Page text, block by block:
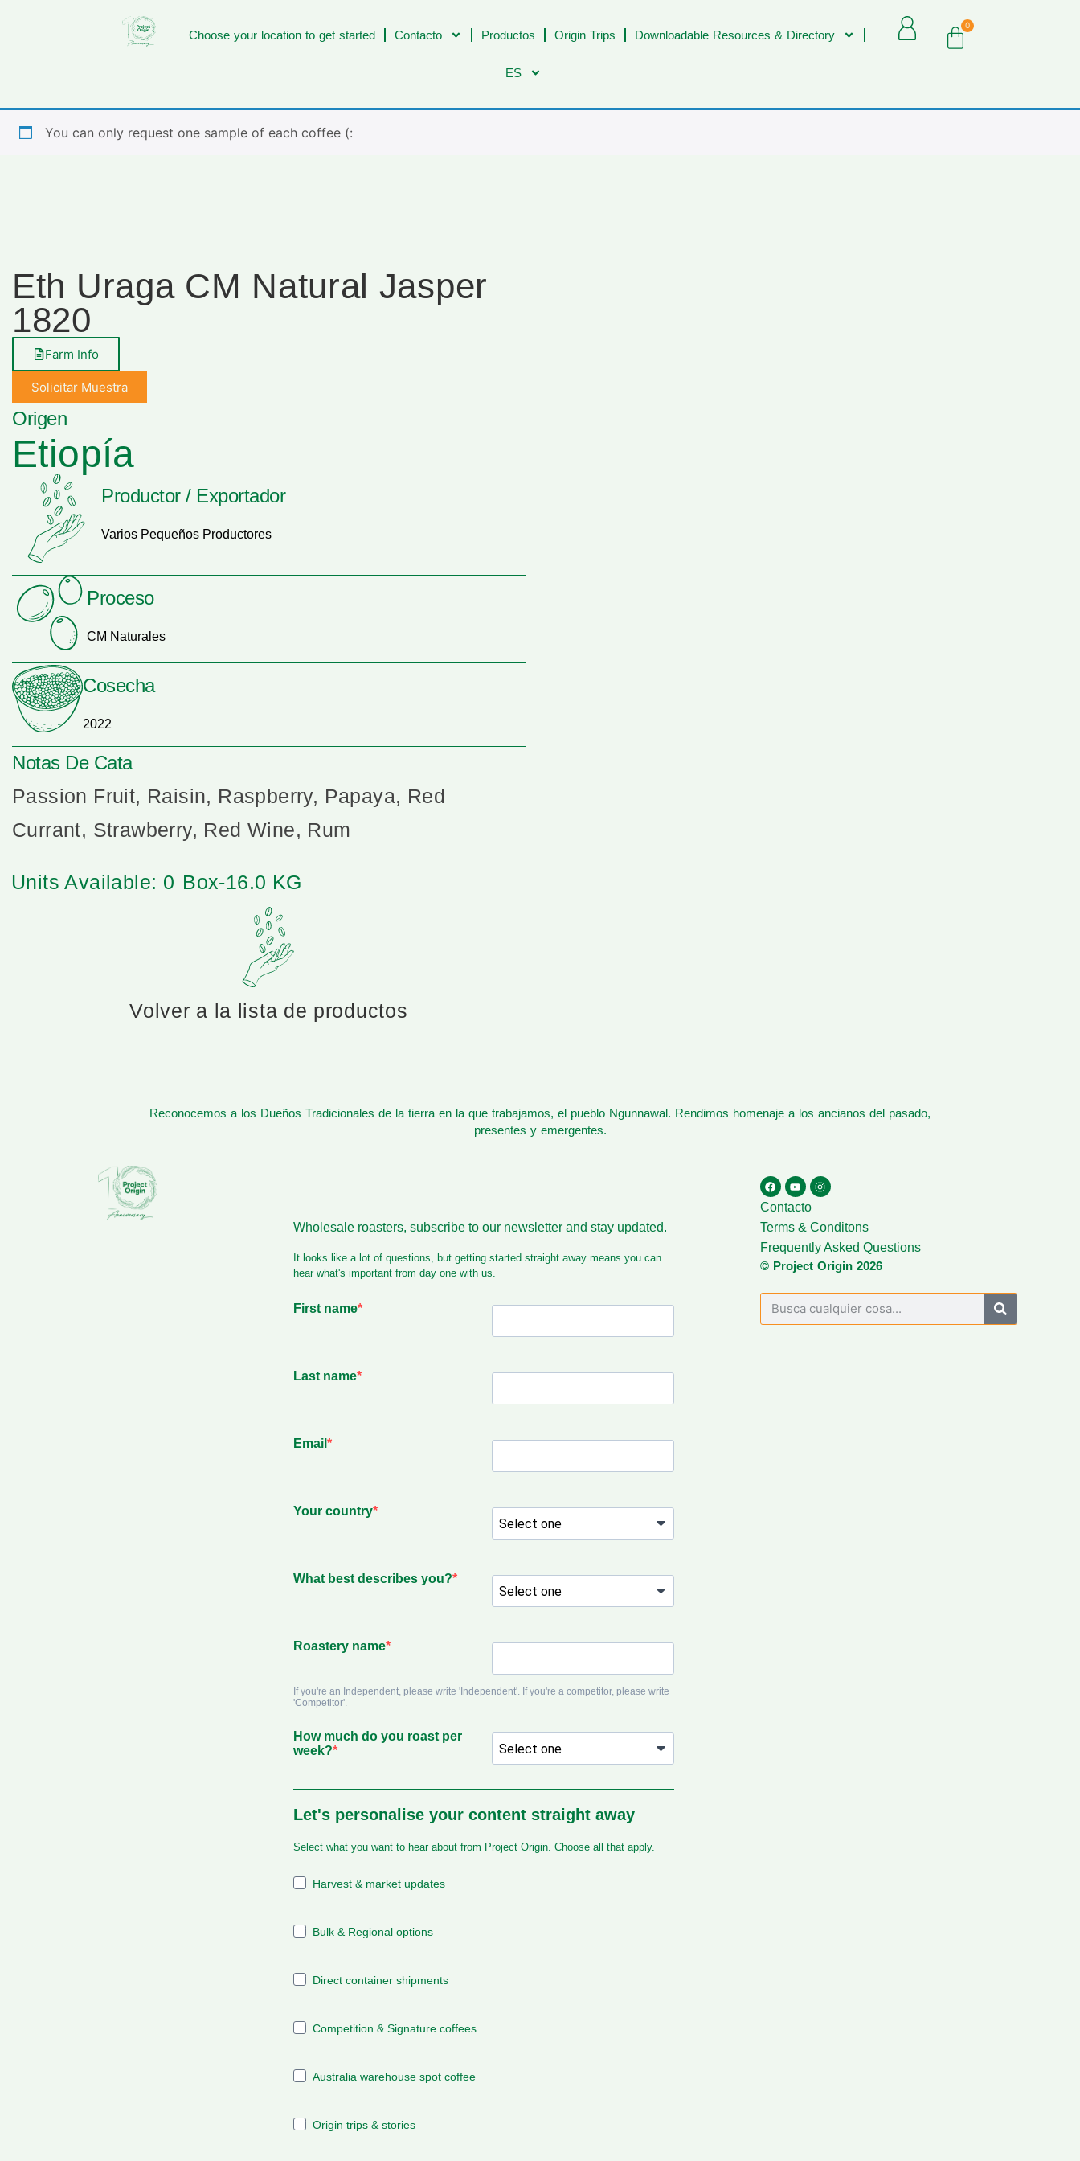
Choose your location to get started Contacto Productos Origin Trips Downloadable Resources & Directory
ES
0
You can only request one sample of each coffee (:
Eth Uraga CM Natural Jasper
1820
Farm Info
Solicitar Muestra
Origen
Etiopía
Productor / Exportador
Varios Pequeños Productores
Proceso
CM Naturales
Cosecha
2022
Notas De Cata
Passion Fruit, Raisin, Raspberry, Papaya, Red
Currant, Strawberry, Red Wine, Rum
Units Available: 0 Box-16.0 KG
Volver a la lista de productos
Reconocemos a los Dueños Tradicionales de la tierra en la que trabajamos, el pueblo Ngunnawal. Rendimos homenaje a los ancianos del pasado,
presentes y emergentes.
Contacto
Terms & Conditons
Frequently Asked Questions
© Project Origin 2026